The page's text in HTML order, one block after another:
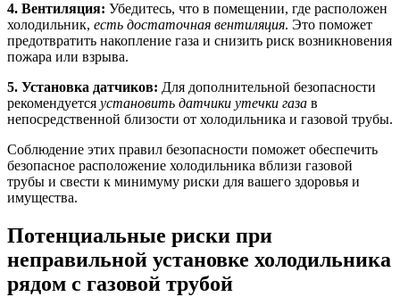
4. Вентиляция: Убедитесь, что в помещении, где расположен
холодильник, есть достаточная вентиляция. Это поможет
предотвратить накопление газа и снизить риск возникновения
пожара или взрыва.
5. Установка датчиков: Для дополнительной безопасности
рекомендуется установить датчики утечки газа в
непосредственной близости от холодильника и газовой трубы.
Соблюдение этих правил безопасности поможет обеспечить
безопасное расположение холодильника вблизи газовой
трубы и свести к минимуму риски для вашего здоровья и
имущества.
Потенциальные риски при
неправильной установке холодильника
рядом с газовой трубой